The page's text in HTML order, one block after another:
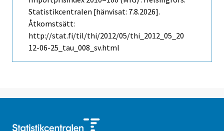
Statistikcentralen [hänvisat: 7.8.2026].
Åtkomstsätt:
http://stat.fi/til/thi/2012/05/thi_2012_05_20
12-06-25_tau_008_sv.html